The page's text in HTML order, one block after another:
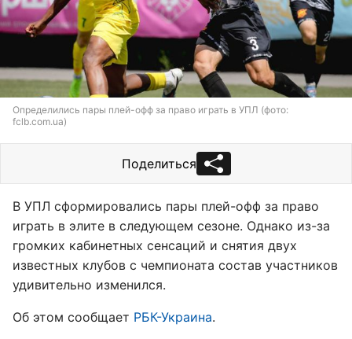
Определились пары плей-офф за право играть в УПЛ (фото:
fclb.com.ua)
Поделиться
В УПЛ сформировались пары плей-офф за право
играть в элите в следующем сезоне. Однако из-за
громких кабинетных сенсаций и снятия двух
известных клубов с чемпионата состав участников
удивительно изменился.
Об этом сообщает РБК-Украина.